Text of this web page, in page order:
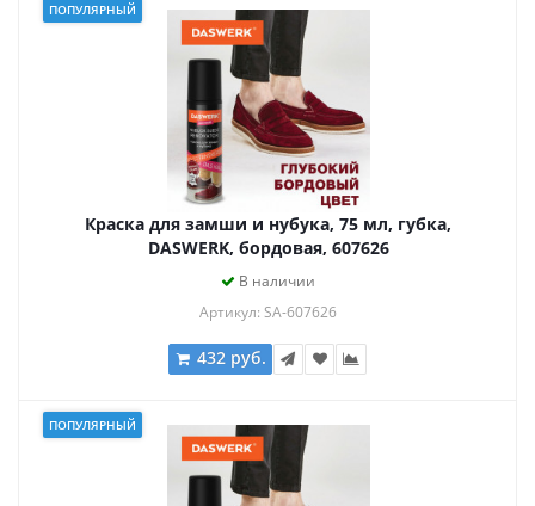
ПОПУЛЯРНЫЙ
Краска для замши и нубука, 75 мл, губка,
DASWERK, бордовая, 607626
В наличии
Артикул: SA-607626
432 руб.
ПОПУЛЯРНЫЙ